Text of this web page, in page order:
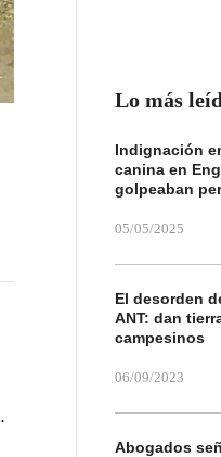
.
Lo más
Indignación
canina en
golpeaban
05/05/2025
El desorden
ANT: dan
campesinos
06/09/2023
Abogados